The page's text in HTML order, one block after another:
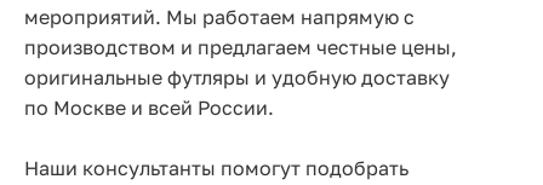
мероприятий. Мы работаем напрямую с
производством и предлагаем честные цены,
оригинальные футляры и удобную доставку
по Москве и всей России.
Наши консультанты помогут подобрать